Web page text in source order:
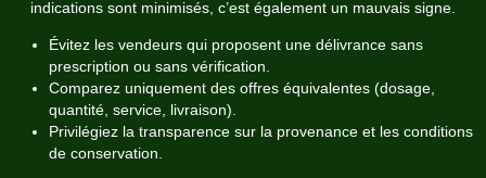
indications sont minimisés, c’est également un mauvais signe.
Évitez les vendeurs qui proposent une délivrance sans
prescription ou sans vérification.
Comparez uniquement des offres équivalentes (dosage,
quantité, service, livraison).
Privilégiez la transparence sur la provenance et les conditions
de conservation.